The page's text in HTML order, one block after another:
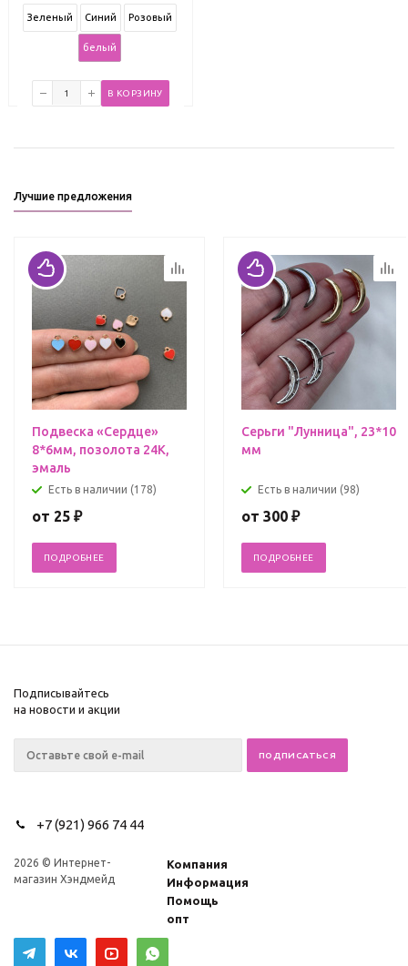
Зеленый Синий Розовый
белый
В КОРЗИНУ
Лучшие предложения
Подвеска «Сердце»
8*6мм, позолота 24К,
эмаль
Есть в наличии (178)
от 25 ₽
ПОДРОБНЕЕ
Серьги "Лунница", 23*10
мм
Есть в наличии (98)
от 300 ₽
ПОДРОБНЕЕ
Подписывайтесь
на новости и акции
+7 (921) 966 74 44
2026 © Интернет-
магазин Хэндмейд
Компания
Информация
Помощь
опт